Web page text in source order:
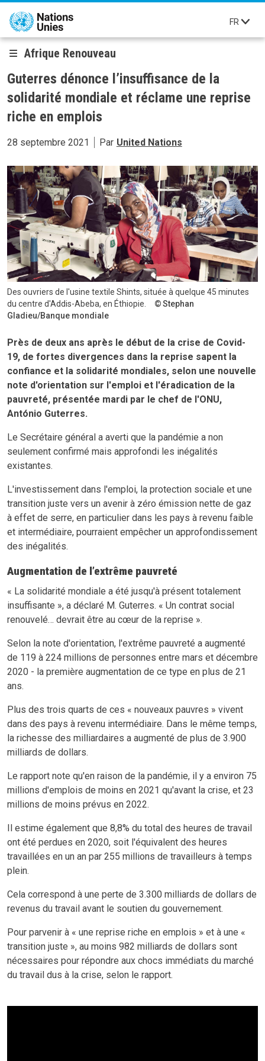
Aller au contenu principal
FR
Afrique Renouveau
Guterres dénonce l’insuffisance de la
solidarité mondiale et réclame une reprise
riche en emplois
28 septembre 2021 Par United Nations
Des ouvriers de l'usine textile Shints, située à quelque 45 minutes
du centre d'Addis-Abeba, en Éthiopie.
Stephan
Gladieu/Banque mondiale
Près de deux ans après le début de la crise de Covid-
19, de fortes divergences dans la reprise sapent la
confiance et la solidarité mondiales, selon une nouvelle
note d'orientation sur l'emploi et l'éradication de la
pauvreté, présentée mardi par le chef de l'ONU,
António Guterres.
Le Secrétaire général a averti que la pandémie a non
seulement confirmé mais approfondi les inégalités
existantes.
L'investissement dans l'emploi, la protection sociale et une
transition juste vers un avenir à zéro émission nette de gaz
à effet de serre, en particulier dans les pays à revenu faible
et intermédiaire, pourraient empêcher un approfondissement
des inégalités.
Augmentation de l’extrême pauvreté
« La solidarité mondiale a été jusqu'à présent totalement
insuffisante », a déclaré M. Guterres. « Un contrat social
renouvelé… devrait être au cœur de la reprise ».
Selon la note d'orientation, l'extrême pauvreté a augmenté
de 119 à 224 millions de personnes entre mars et décembre
2020 - la première augmentation de ce type en plus de 21
ans.
Plus des trois quarts de ces « nouveaux pauvres » vivent
dans des pays à revenu intermédiaire. Dans le même temps,
la richesse des milliardaires a augmenté de plus de 3.900
milliards de dollars.
Le rapport note qu'en raison de la pandémie, il y a environ 75
millions d'emplois de moins en 2021 qu'avant la crise, et 23
millions de moins prévus en 2022.
Il estime également que 8,8% du total des heures de travail
ont été perdues en 2020, soit l'équivalent des heures
travaillées en un an par 255 millions de travailleurs à temps
plein.
Cela correspond à une perte de 3.300 milliards de dollars de
revenus du travail avant le soutien du gouvernement.
Pour parvenir à « une reprise riche en emplois » et à une «
transition juste », au moins 982 milliards de dollars sont
nécessaires pour répondre aux chocs immédiats du marché
du travail dus à la crise, selon le rapport.